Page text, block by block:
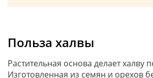
Польза халвы
Растительная основа делает халву
Изготовленная из семян и орехов